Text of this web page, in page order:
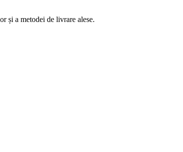
și a metodei de livrare alese.